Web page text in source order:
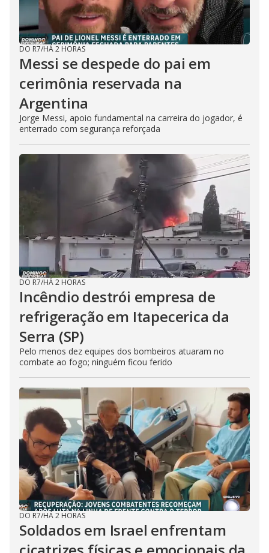
DO R7/HÁ 2 HORAS
Messi se despede do pai em
cerimônia reservada na
Argentina
Jorge Messi, apoio fundamental na carreira do jogador, é
enterrado com segurança reforçada
DO R7/HÁ 2 HORAS
Incêndio destrói empresa de
refrigeração em Itapecerica da
Serra (SP)
Pelo menos dez equipes dos bombeiros atuaram no
combate ao fogo; ninguém ficou ferido
DO R7/HÁ 2 HORAS
Soldados em Israel enfrentam